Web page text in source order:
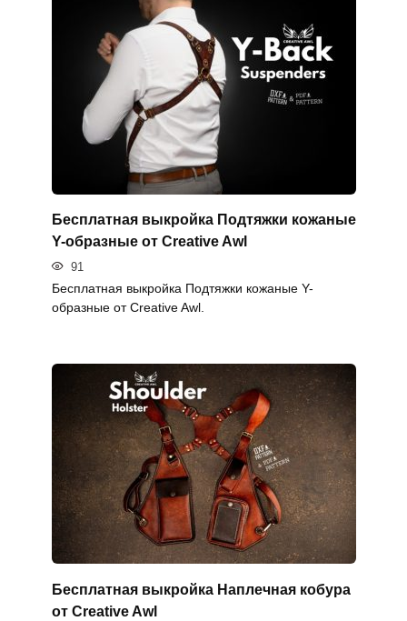
Бесплатная выкройка Подтяжки кожаные
Y-образные от Creative Awl
91
Бесплатная выкройка Подтяжки кожаные Y-
образные от Creative Awl.
Бесплатная выкройка Наплечная кобура
от Creative Awl